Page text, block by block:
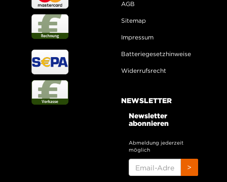
AGB
Sitemap
Impressum
Batteriegesetzhinweise
Widerrufsrecht
NEWSLETTER
Newsletter
abonnieren
Abmeldung jederzeit
möglich
ADRESSE
>